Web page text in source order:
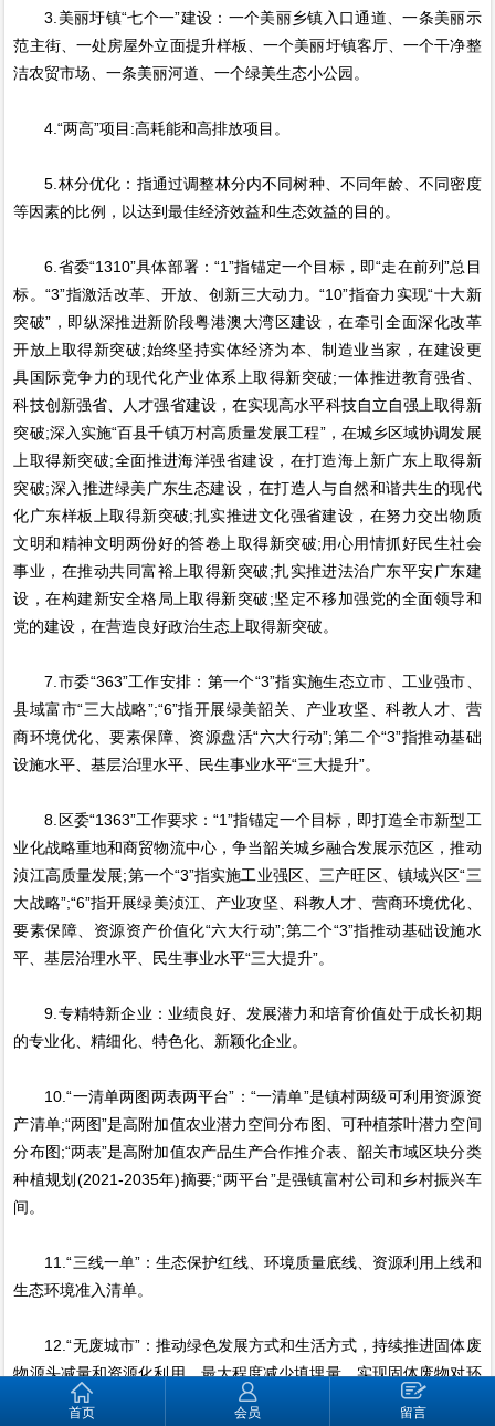
3.美丽圩镇“七个一”建设：一个美丽乡镇入口通道、一条美丽示
范主街、一处房屋外立面提升样板、一个美丽圩镇客厅、一个干净整
洁农贸市场、一条美丽河道、一个绿美生态小公园。
4.“两高”项目:高耗能和高排放项目。
5.林分优化：指通过调整林分内不同树种、不同年龄、不同密度
等因素的比例，以达到最佳经济效益和生态效益的目的。
6.省委“1310”具体部署：“1”指锚定一个目标，即“走在前列”总目
标。“3”指激活改革、开放、创新三大动力。“10”指奋力实现“十大新
突破”，即纵深推进新阶段粤港澳大湾区建设，在牵引全面深化改革
开放上取得新突破;始终坚持实体经济为本、制造业当家，在建设更
具国际竞争力的现代化产业体系上取得新突破;一体推进教育强省、
科技创新强省、人才强省建设，在实现高水平科技自立自强上取得新
突破;深入实施“百县千镇万村高质量发展工程”，在城乡区域协调发展
上取得新突破;全面推进海洋强省建设，在打造海上新广东上取得新
突破;深入推进绿美广东生态建设，在打造人与自然和谐共生的现代
化广东样板上取得新突破;扎实推进文化强省建设，在努力交出物质
文明和精神文明两份好的答卷上取得新突破;用心用情抓好民生社会
事业，在推动共同富裕上取得新突破;扎实推进法治广东平安广东建
设，在构建新安全格局上取得新突破;坚定不移加强党的全面领导和
党的建设，在营造良好政治生态上取得新突破。
7.市委“363”工作安排：第一个“3”指实施生态立市、工业强市、
县域富市“三大战略”;“6”指开展绿美韶关、产业攻坚、科教人才、营
商环境优化、要素保障、资源盘活“六大行动”;第二个“3”指推动基础
设施水平、基层治理水平、民生事业水平“三大提升”。
8.区委“1363”工作要求：“1”指锚定一个目标，即打造全市新型工
业化战略重地和商贸物流中心，争当韶关城乡融合发展示范区，推动
浈江高质量发展;第一个“3”指实施工业强区、三产旺区、镇域兴区“三
大战略”;“6”指开展绿美浈江、产业攻坚、科教人才、营商环境优化、
要素保障、资源资产价值化“六大行动”;第二个“3”指推动基础设施水
平、基层治理水平、民生事业水平“三大提升”。
9.专精特新企业：业绩良好、发展潜力和培育价值处于成长初期
的专业化、精细化、特色化、新颖化企业。
10.“一清单两图两表两平台”：“一清单”是镇村两级可利用资源资
产清单;“两图”是高附加值农业潜力空间分布图、可种植茶叶潜力空间
分布图;“两表”是高附加值农产品生产合作推介表、韶关市域区块分类
种植规划(2021-2035年)摘要;“两平台”是强镇富村公司和乡村振兴车
间。
11.“三线一单”：生态保护红线、环境质量底线、资源利用上线和
生态环境准入清单。
12.“无废城市”：推动绿色发展方式和生活方式，持续推进固体废
物源头减量和资源化利用，最大程度减少填埋量，实现固体废物对环
境的最低影响的城市发展模式。
首页 会员 留言